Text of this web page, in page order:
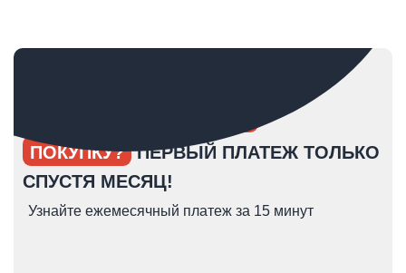
ПОКУПКУ? ПЕРВЫЙ ПЛАТЕЖ ТОЛЬКО
СПУСТЯ МЕСЯЦ!
Узнайте ежемесячный платеж за 15 минут